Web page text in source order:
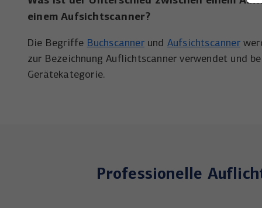
einem Aufsichtscanner?
Die Begriffe Buchscannerund Aufsichtscanner
zur Bezeichnung Auflichtscanner verwendet und
Gerätekategorie.
Professionelle